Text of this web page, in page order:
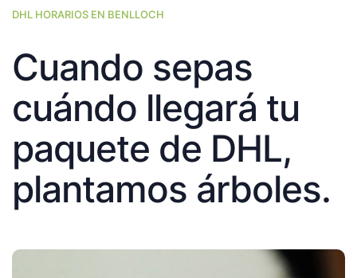
DHL HORARIOS EN BENLLOCH
Cuando sepas
cuándo llegará tu
paquete de DHL,
plantamos árboles.